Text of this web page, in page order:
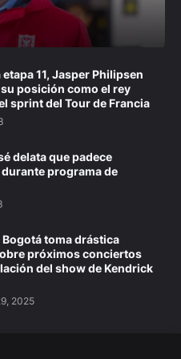
11, Jasper Philipsen
posición como el rey
sprint del Tour de Francia
delata que padece
programa de
Bogotá toma drástica
próximos conciertos
del show de Kendrick
2025